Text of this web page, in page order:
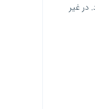
در غیر